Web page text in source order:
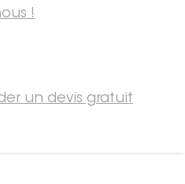
!
un devis gratuit